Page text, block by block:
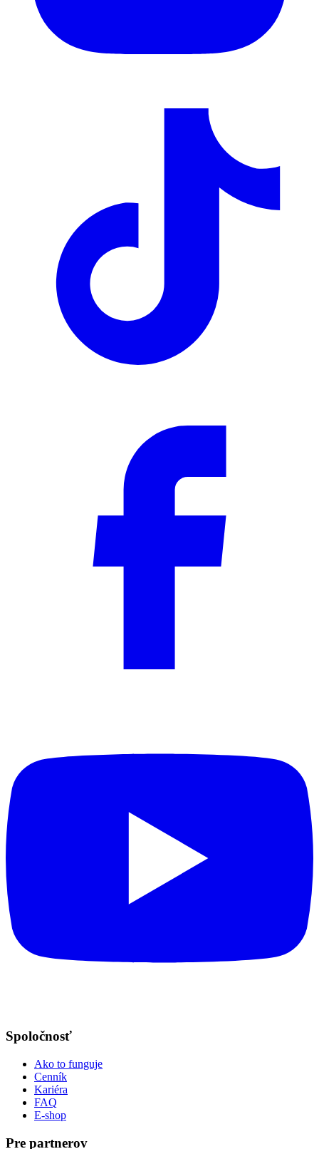
Spoločnosť
Ako to funguje
Cenník
Kariéra
FAQ
E-shop
Pre partnerov